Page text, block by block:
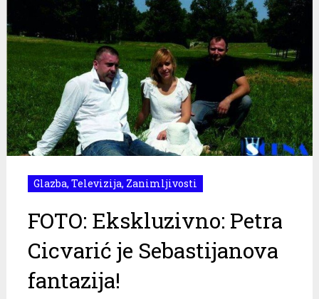
Glazba, Televizija, Zanimljivosti
FOTO: Ekskluzivno: Petra
Cicvarić je Sebastijanova
fantazija!